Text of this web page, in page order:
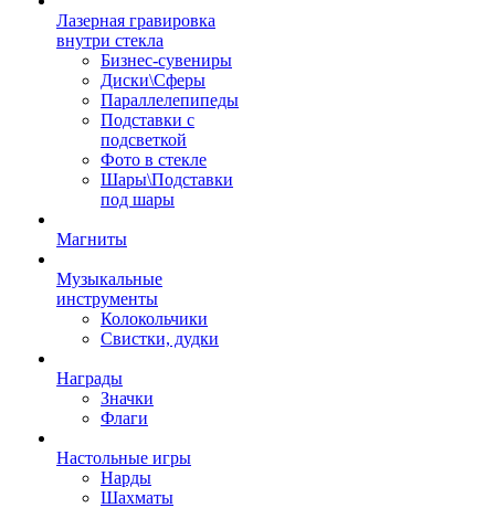
Лазерная гравировка
внутри стекла
Бизнес-сувениры
Диски\Сферы
Параллелепипеды
Подставки с
подсветкой
Фото в стекле
Шары\Подставки
под шары
Магниты
Музыкальные
инструменты
Колокольчики
Свистки, дудки
Награды
Значки
Флаги
Настольные игры
Нарды
Шахматы